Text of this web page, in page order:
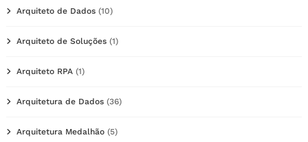
Arquiteto de Dados (10)
Arquiteto de Soluções (1)
Arquiteto RPA (1)
Arquitetura de Dados (36)
Arquitetura Medalhão (5)